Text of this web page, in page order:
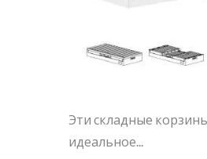
Эти складные
идеальное...